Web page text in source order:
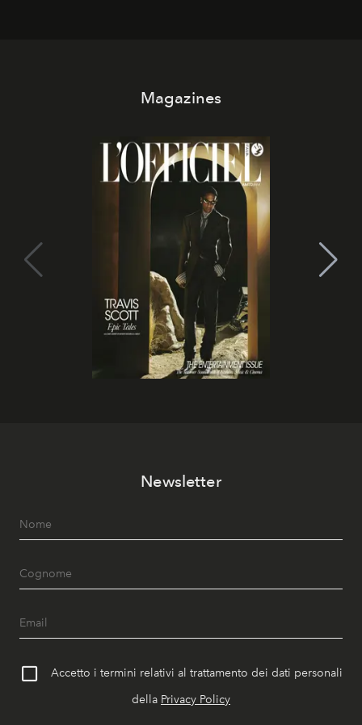
Magazines
Newsletter
Accetto i termini relativi al trattamento dei dati personali
della Privacy Policy